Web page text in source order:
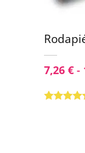
7,26 € -